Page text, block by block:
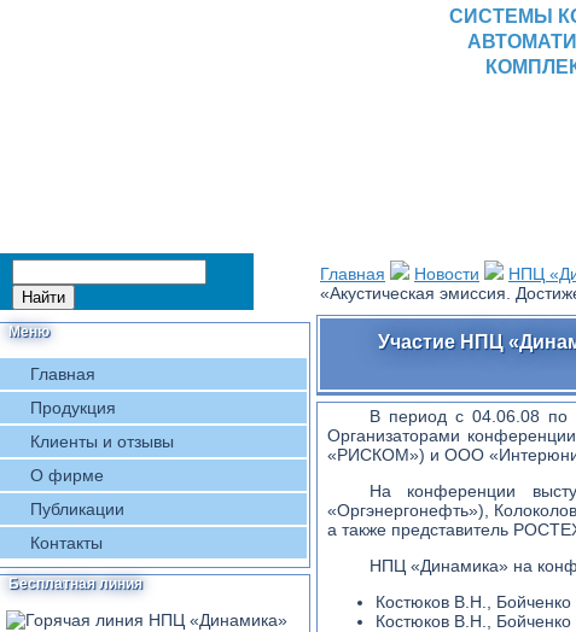
СИСТЕМЫ
Меню
Главная
Продукция
Клиенты и отзывы
О фирме
Публикации
Контакты
Бесплатная линия
Главная Новости НПЦ
«Акустическая эмиссия.
Участие НПЦ
В период с 04.06.08 по
Организаторами
«РИСКОМ») и ООО
На конференции
«Оргэнергонефть»),
а также представитель
НПЦ «Динамика» на
Костюков В.Н.,
Костюков В.Н.,